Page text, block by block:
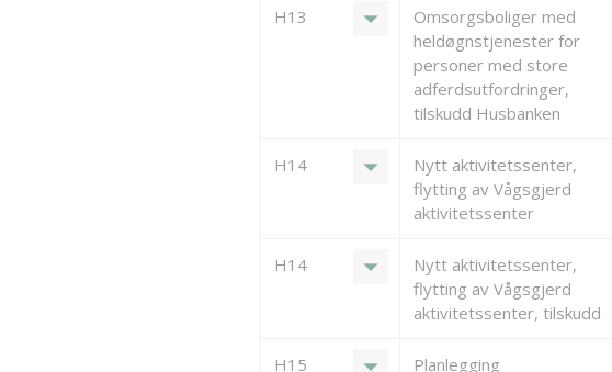
H13 arrow_drop_down
Omsorgsboliger med
heldøgnstjenester for
personer med store
adferdsutfordringer,
tilskudd Husbanken
H14 arrow_drop_down
Nytt aktivitetssenter,
flytting av Vågsgjerd
aktivitetssenter
H14 arrow_drop_down
Nytt aktivitetssenter,
flytting av Vågsgjerd
aktivitetssenter, tilskudd
H15
Planlegging